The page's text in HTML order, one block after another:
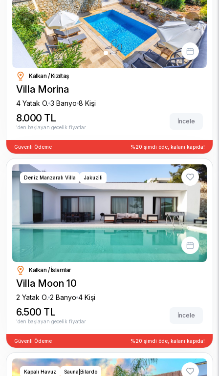
Previous Next
Kalkan / Kızıltaş
Villa Morina
4 Yatak O. 3 Banyo 8 Kişi
8.000 TL
'den başlayan gecelik fiyatlar
İncele
Güvenli Ödeme %20 şimdi öde, kalanı kapıda!
Deniz Manzaralı Villa Jakuzili
Kalkan / İslamlar
Villa Moon 10
2 Yatak O. 2 Banyo 4 Kişi
6.500 TL
'den başlayan gecelik fiyatlar
İncele
Güvenli Ödeme %20 şimdi öde, kalanı kapıda!
Kapalı Havuz Sauna|Bilardo